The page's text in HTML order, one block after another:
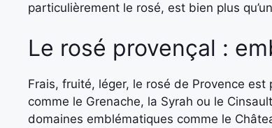
particulièrement le rosé, est bien plus
Le rosé provençal :
Frais, fruité, léger, le rosé de Provence
comme le Grenache, la Syrah ou le
domaines emblématiques comme le